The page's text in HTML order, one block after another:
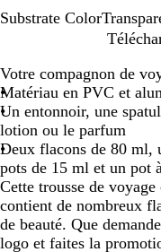
Substrate Color
a
n
s
p
a
r
e
n
t
/
Votre compagnon de
Matériau en PVC et
Un entonnoir, une
lotion ou le parfum
Deux flacons de 80 ml,
pots de 15 ml et un pot
Cette trousse de
contient de nombreux
de beauté. Que
logo et faites la